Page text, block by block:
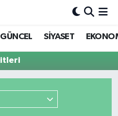
GÜNCEL SİYASET